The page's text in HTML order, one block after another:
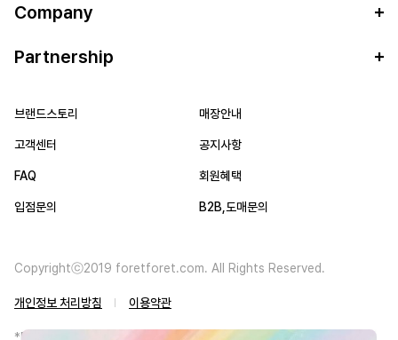
Company
Partnership
브랜드스토리 매장안내
고객센터 공지사항
FAQ 회원혜택
입점문의 B2B,도매문의
Copyrightⓒ2019 foretforet.com. All Rights Reserved.
개인정보 처리방침 이용약관
*FORETFORET에서는 브랜드 본사와의 직거래를 통한 정품만을 취급합니